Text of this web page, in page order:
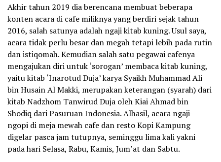
Akhir tahun 2019 dia berencana membuat beberapa
konten acara di cafe miliknya yang berdiri sejak tahun
2016, salah satunya adalah ngaji kitab kuning. Usul saya,
acara tidak perlu besar dan megah tetapi lebih pada rutin
dan istiqomah. Kemudian salah satu pegawai cafenya
mengajukan diri untuk ‘sorogan’ membaca kitab kuning,
yaitu kitab ‘Inarotud Duja’ karya Syaikh Muhammad Ali
bin Husain Al Makki, merupakan keterangan (syarah) dari
kitab Nadzhom Tanwirud Duja oleh Kiai Ahmad bin
Shodiq dari Pasuruan Indonesia. Alhasil, acara ngaji-
ngopi di meja mewah cafe dan resto Kopi Kampung
digelar pasca jam tutupnya, seminggu lima kali yakni
pada hari Selasa, Rabu, Kamis, Jum’at dan Sabtu.